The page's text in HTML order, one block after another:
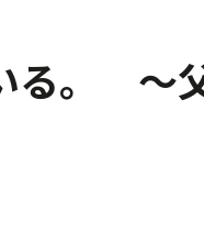
。 ～